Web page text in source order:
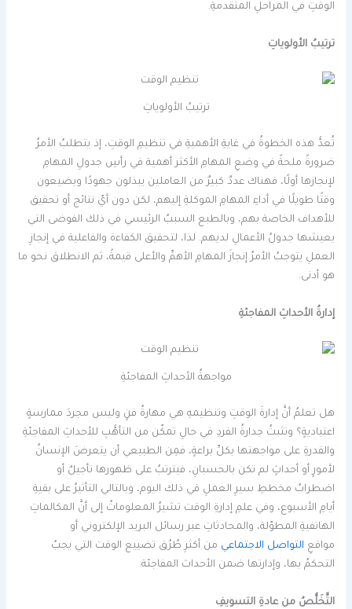
الوقتِ في المراحلِ المتقدمةِ.
ترتيبُ الأولوياتِ
ترتيبُ الأولوياتِ
تُعدُّ هذه الخطوةُ في غايةِ الأهميةِ في تنظيمِ الوقتِ، إذ يتطلبُ الأمرُ
ضرورةً ملحةً في وضعِ المهامِ الأكثر أهمية في رأسِ جدولِ المهامِ
لإنجازها أولًا، فهناك عددٌ كبيرٌ من العاملين يبذلون جهودًا ويضيعون
وقتًا طويلًا في أداءِ المهامِ الموكلةِ إليهم، لكن دون أيّ نتائج أو تحقيق
للأهداف الخاصة بهم، وبالطبع السببُ الرئيسي في ذلك الفوضى التي
يعيشها جدولُ الأعمالِ لديهم. لذا، لتحقيق الكفاءة والفاعلية في إنجازِ
العملِ يتوجبُ الأمرُ إنجازَ المهامِ الأهمِّ والأعلى قيمةً، ثم الانطلاق نحو ما
هو أدنى.
إدارةُ الأحداثِ المفاجئةِ
مواجهةُ الأحداثِ المفاجئةِ
هل تعلمُ أنَّ إدارةَ الوقتِ وتنظيمهِ هي مهارةُ فنٍ وليس مجردَ ممارسةٍ
اعتياديةٍ؟ وتثبتُ جدارةُ الفردِ في حالِ تمكّن من التأهُّبِ للأحداثِ المفاجئةِ
والقدرةِ على مواجهتها بكلِّ براعةٍ، فمِن الطبيعي أن يتعرضَ الإنسانُ
لأمورٍ أو أحداثٍ لم تكن بالحسبانِ، فيترتبُ على ظهورها تأجيلٌ أو
اضطرابُ مخططِ سيرِ العملِ في ذلك اليوم، وبالتالي التأثيرُ على بقيةِ
أيامِ الأسبوع، وفي علمِ إدارةِ الوقت تشيرُ المعلوماتُ إلى أنَّ المكالماتِ
الهاتفيةِ المطوّلة، والمحادثاتِ عبر رسائل البريد الإلكتروني أو
مواقعِ التواصل الاجتماعي من أكثرِ طُرُق تضييع الوقت التي يجبُ
التحكمُ بها، وإدارتها ضمن الأحداث المفاجئة.
التَّخَلُّصُ من عادةِ التسويفِ